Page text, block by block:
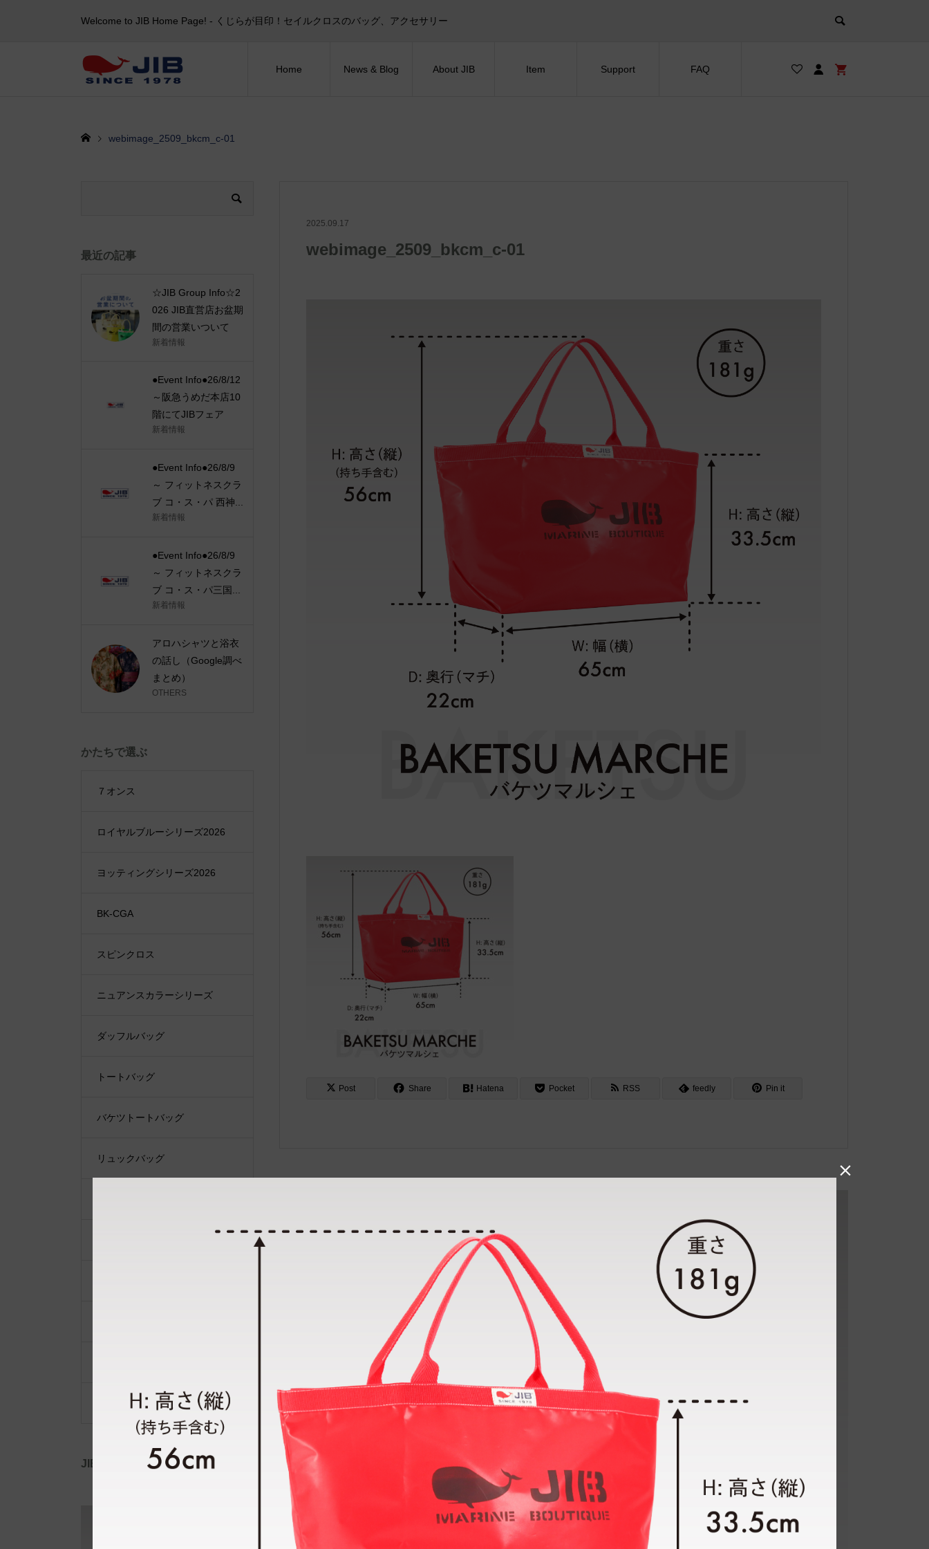
Welcome to JIB Home Page! ‐ くじらが目印！セイルクロスのバッグ、アクセサリー
Home News & Blog About JIB Item Support FAQ
webimage_2509_bkcm_c-01
2025.09.17
webimage_2509_bkcm_c-01
Post Share Hatena Pocket RSS feedly Pin it
最近の記事
☆JIB Group Info☆2
026 JIB直営店お盆期
間の営業いついて
新着情報
●Event Info●26/8/12
～阪急うめだ本店10
階にてJIBフェア
新着情報
●Event Info●26/8/9
～ フィットネスクラ
ブ コ・ス・パ 西神...
新着情報
●Event Info●26/8/9
～ フィットネスクラ
ブ コ・ス・パ三国...
新着情報
アロハシャツと浴衣
の話し（Google調べ
まとめ）
OTHERS
かたちで選ぶ
７オンス
ロイヤルブルーシリーズ2026
ヨッティングシリーズ2026
BK-CGA
スピンクロス
ニュアンスカラーシリーズ
ダッフルバッグ
トートバッグ
バケツトートバッグ
リュックバッグ
JIB公式SNS
